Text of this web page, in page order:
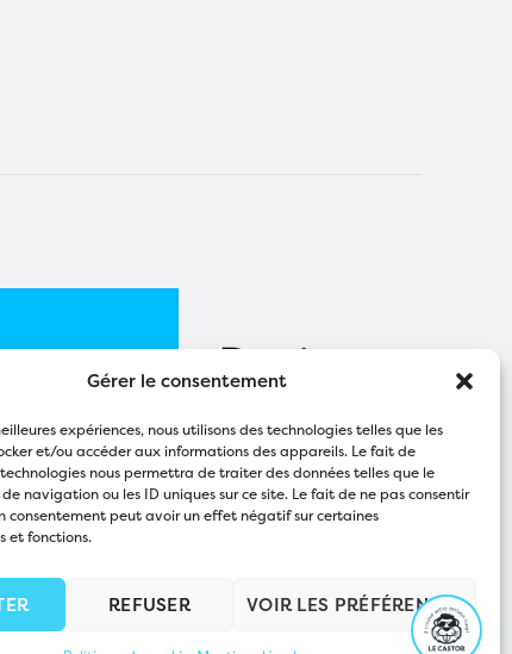
Gérer le consentement
expériences, nous utilisons des technologies telles que les
et/ou accéder aux informations des appareils. Le fait de
nous permettra de traiter des données telles que le
navigation ou les ID uniques sur ce site. Le fait de ne pas consentir
consentement peut avoir un effet négatif sur certaines
et fonctions.
REFUSER VOIR LES PRÉFÉRENCES